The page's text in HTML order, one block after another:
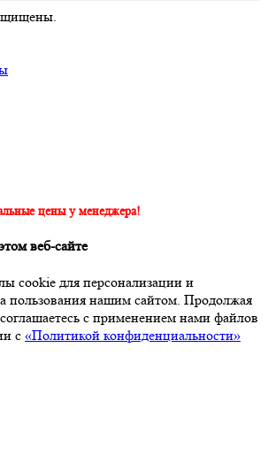
цены у менеджера!
веб-сайте
cookie для персонализации и
пользования нашим сайтом. Продолжая
с применением нами файлов
с «Политикой конфиденциальности»